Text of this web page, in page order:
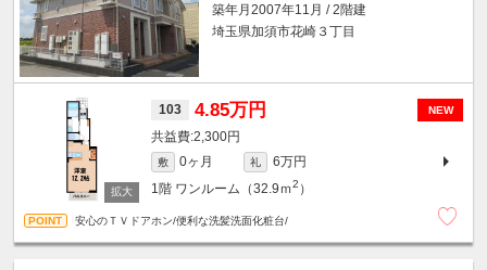
築年月2007年11月 / 2階建
埼玉県加須市花崎３丁目
NEW
103 4.85万円
2,300円
敷 0ヶ月 礼
6万円
1階 ワンルーム（32.9ｍ2 ）
安心のＴＶドアホン/便利な洗髪洗面化粧台/